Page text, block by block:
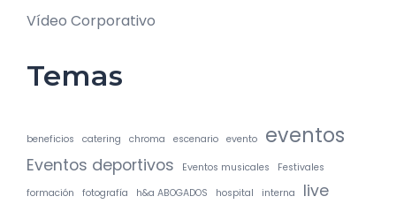
Vídeo Corporativo
Temas
beneficios catering chroma escenario evento eventos
Eventos deportivos Eventos musicales
Festivales
formación
fotografía h&a ABOGADOS hospital interna live